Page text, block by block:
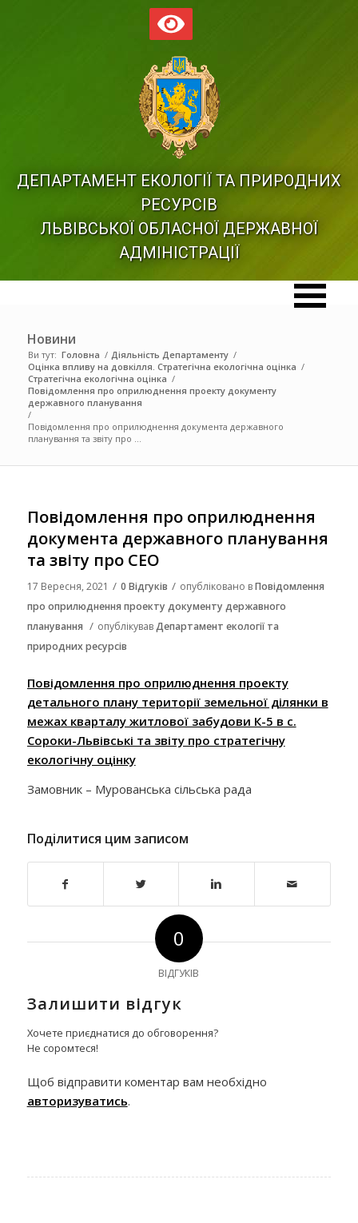
ДЕПАРТАМЕНТ ЕКОЛОГІЇ ТА ПРИРОДНИХ
РЕСУРСІВ
ЛЬВІВСЬКОЇ ОБЛАСНОЇ ДЕРЖАВНОЇ
АДМІНІСТРАЦІЇ
Новини
Ви тут: Головна / Діяльність Департаменту /
Оцінка впливу на довкілля. Стратегічна екологічна оцінка /
Стратегічна екологічна оцінка /
Повідомлення про оприлюднення проекту документу
державного планування
/
Повідомлення про оприлюднення документа державного
планування та звіту про ...
Повідомлення про оприлюднення
документа державного планування
та звіту про СЕО
17 Вересня, 2021 / 0 Відгуків / опубліковано вПовідомлення
про оприлюднення проекту документу державного
планування / опублікувавДепартамент екології та
природних ресурсів
Повідомлення про оприлюднення проекту
детального плану території земельної ділянки в
межах кварталу житлової забудови К-5 в с.
Сороки-Львівські та звіту про стратегічну
екологічну оцінку
Замовник – Мурованська сільська рада
Поділитися цим записом
0
ВІДГУКІВ
Залишити відгук
Хочете приєднатися до обговорення?
Не соромтеся!
Щоб відправити коментар вам необхідно
авторизуватись.